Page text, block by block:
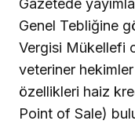
Gazetede
Genel Tebliğine
Vergisi Mükellefi
veteriner
özellikleri haiz
Point of Sale)